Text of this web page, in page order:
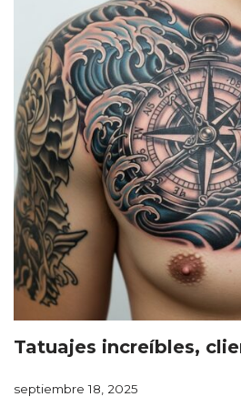
Tatuajes increíbles,
septiembre 18, 2025